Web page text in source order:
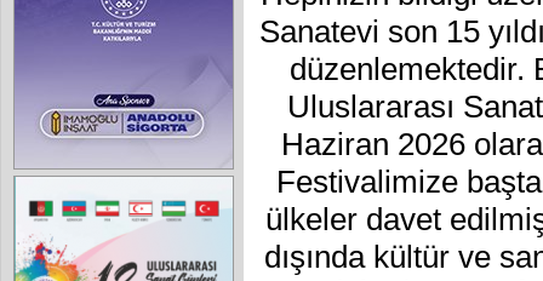
Sanatevi son 15
düzenlemektedir.
Uluslararası
Haziran 2026
Festivalimize
ülkeler davet
dışında kültür ve